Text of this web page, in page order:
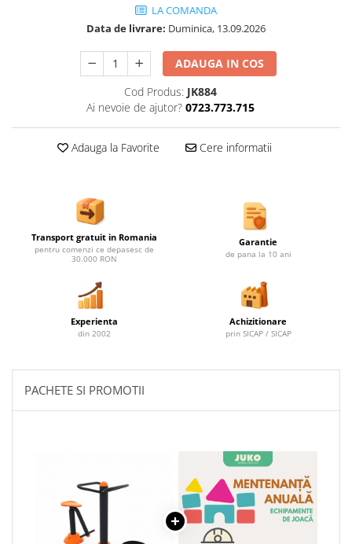
Ghivece din beton
Stalpi stradali
Stalpi camere video
Stalpi / bolarzi de delimitare
pentru trotuar
Cismea stradala / gradina
Tomberoane si Pubele de Gunoi
Mobilier urban DIZABILITATI
LA COMANDA
Data de livrare: Duminica, 13.09.2026
ADAUGA IN COS
Cod Produs: JK884
Ai nevoie de ajutor? 0723.773.715
Adauga la Favorite Cere informatii
Transport gratuit in Romania
pentru comenzi ce depasesc de
30.000 RON
Garantie
de pana la 10 ani
Experienta
din 2002
Achizitionare
prin SICAP / SICAP
PACHETE SI PROMOTII